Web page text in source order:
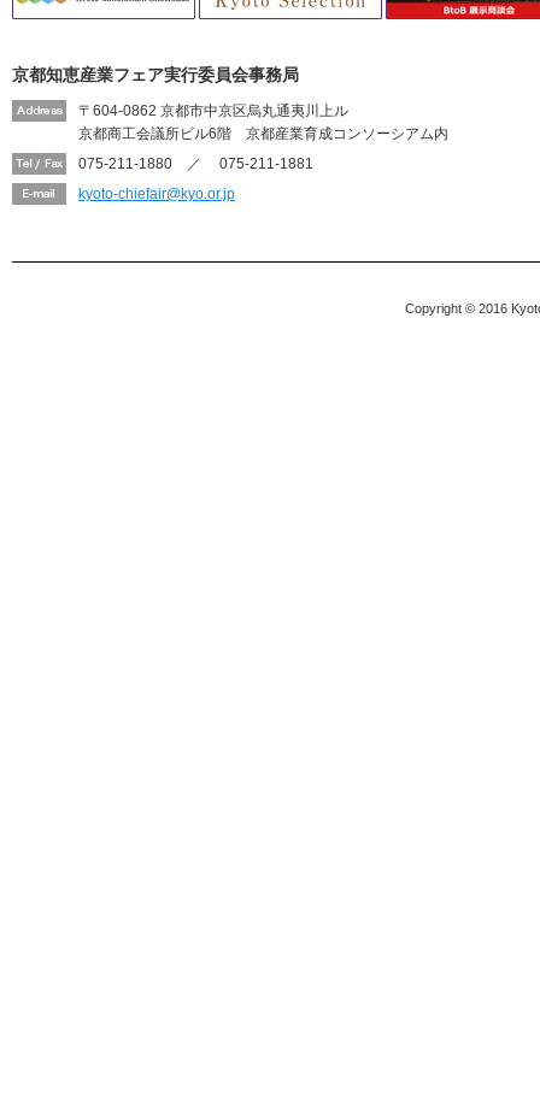
京都知恵産業フェア実行委員会事務局
〒604-0862 京都市中京区烏丸通夷川上ル
京都商工会議所ビル6階 京都産業育成コンソーシアム内
075-211-1880 ／ 075-211-1881
kyoto-chiefair@kyo.or.jp
Copyright © 2016